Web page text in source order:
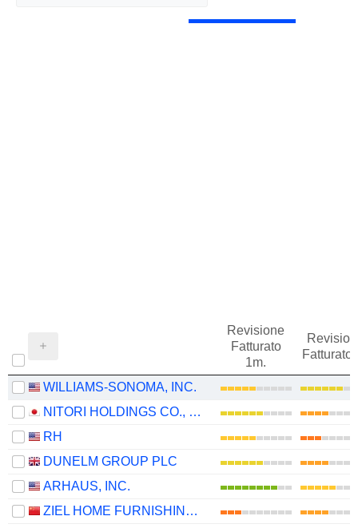
Revisione
Fatturato
1m.
Fatturato
WILLIAMS-SONOMA, INC.
NITORI HOLDINGS CO., LTD.
RH
DUNELM GROUP PLC
ARHAUS, INC.
ZIEL HOME FURNISHING TECHNOLOGY CO., LTD.